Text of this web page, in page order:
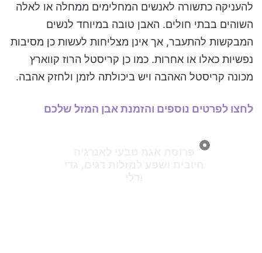
להעניקה כתשורה לאנשים המחלימים ממחלה או לאלה
השוהים בבתי חולים. האבן טובה במיוחד לנשים
המבקשות להתעבר, אך אינן מצליחות לעשות כן מסיבות
נפשיות כאלו או אחרות. כמו כן קריסטל הרוז קווארץ
מכונה קריסטל האהבה ויש ביכולתה לזמן ולחזק אהבה.
לחצו לפרטים נוספים והזמנת אבן המזל שלכם